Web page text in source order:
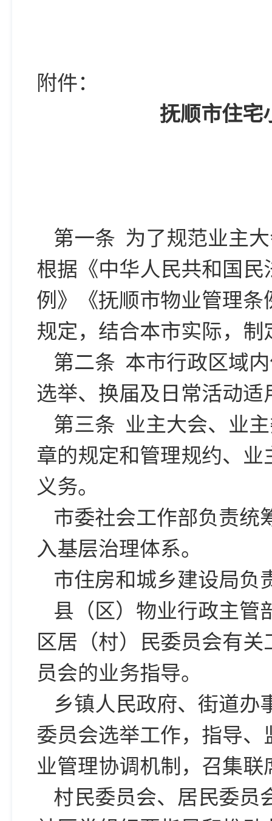
附件：
抚顺市住宅
第一条 为了规范业主
根据《中华人民共和国
例》《抚顺市物业管理
规定，结合本市实际，
第二条 本市行政区域
选举、换届及日常活动适
第三条 业主大会、业
章的规定和管理规约、
义务。
市委社会工作部负责统
入基层治理体系。
市住房和城乡建设局负
县（区）物业行政主管
区居（村）民委员会有
员会的业务指导。
乡镇人民政府、街道办
委员会选举工作，指导
业管理协调机制，召集
村民委员会、居民委员